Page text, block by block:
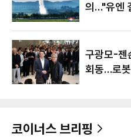
의…"유엔
구광모-젠
회동…로봇
코이너스 브리핑